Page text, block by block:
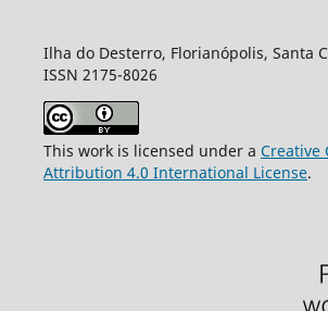
Ilha do Desterro, Florianópolis, Santa
ISSN 2175-8026
This work is licensed under a Creative
Attribution 4.0 International License.